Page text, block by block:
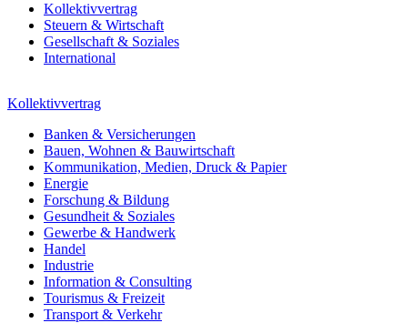
Kollektivvertrag
Steuern & Wirtschaft
Gesellschaft & Soziales
International
Kollektivvertrag
Banken & Versicherungen
Bauen, Wohnen & Bauwirtschaft
Kommunikation, Medien, Druck & Papier
Energie
Forschung & Bildung
Gesundheit & Soziales
Gewerbe & Handwerk
Handel
Industrie
Information & Consulting
Tourismus & Freizeit
Transport & Verkehr